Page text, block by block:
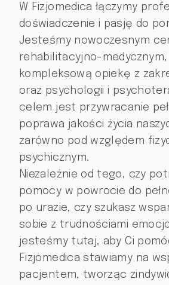
W Fizjomedica łączymy
doświadczenie i pasję do
Jesteśmy nowoczesnym
rehabilitacyjno-
kompleksową opiekę z
oraz psychologii i
celem jest przywracanie
poprawa jakości życia
zarówno pod względem
psychicznym.
Niezależnie od tego, czy
pomocy w powrocie do
po urazie, czy szukasz
sobie z trudnościami
jesteśmy tutaj, aby Ci
Fizjomedica stawiamy na
pacjentem, tworząc